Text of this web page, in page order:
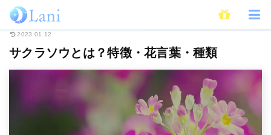
ホーム 占い サクラソウとは？特徴・花言葉・種類
2023.01.12
サクラソウとは？特徴・花言葉・種類